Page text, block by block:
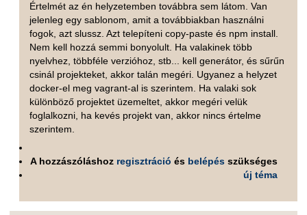
Értelmét az én helyzetemben továbbra sem látom. Van
jelenleg egy sablonom, amit a továbbiakban használni
fogok, azt slussz. Azt telepíteni copy-paste és npm install.
Nem kell hozzá semmi bonyolult. Ha valakinek több
nyelvhez, többféle verzióhoz, stb... kell generátor, és sűrűn
csinál projekteket, akkor talán megéri. Ugyanez a helyzet
docker-el meg vagrant-al is szerintem. Ha valaki sok
különböző projektet üzemeltet, akkor megéri velük
foglalkozni, ha kevés projekt van, akkor nincs értelme
szerintem.
A hozzászóláshoz regisztráció és belépés szükséges
új téma